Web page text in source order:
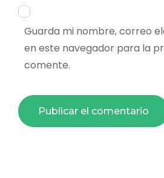
Guarda mi nombre, correo
en este navegador para la
comente.